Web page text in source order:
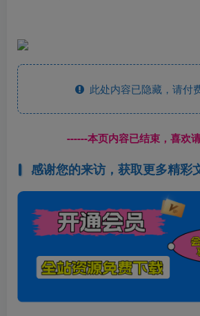
此处内容已隐藏，请付
------本页内容已结束，喜欢
感谢您的来访，获取更多精彩